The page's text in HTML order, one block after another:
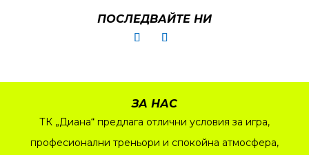
ПОСЛЕДВАЙТЕ НИ
ЗА НАС
ТК „Диана“ предлага отлични условия за игра,
професионални треньори и спокойна атмосфера,